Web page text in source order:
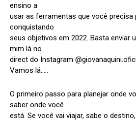
ensino a
usar as ferramentas que você precisa
conquistando
seus objetivos em 2022. Basta enviar
mim lá no
direct do Instagram
Vamos lá…..
O primeiro passo para planejar onde
saber onde você
está. Se você vai viajar, sabe o